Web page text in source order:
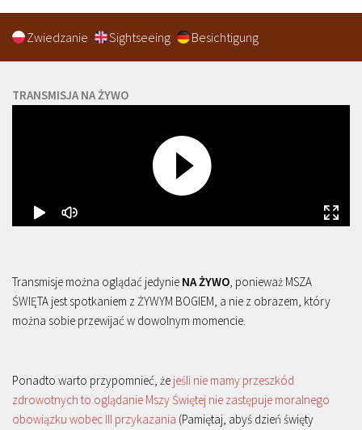
Zwiedzanie Sightseeing Besichtigung
TRANSMISJA NA ŻYWO
Transmisje można oglądać jedynie NA ŻYWO, ponieważ MSZA
ŚWIĘTA jest spotkaniem z ŻYWYM BOGIEM, a nie z obrazem, który
można sobie przewijać w dowolnym momencie.
Ponadto warto przypomnieć, że jeśli nie mamy przeszkód
zdrowotnych to oglądanie Mszy Świętej nie zastępuje moralnego
obowiązku wobec III przykazania (Pamiętaj, abyś dzień święty